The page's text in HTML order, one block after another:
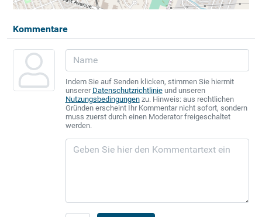
Kommentare
Indem Sie auf Senden klicken, stimmen Sie hiermit
unserer Datenschutzrichtlinieund unseren
Nutzungsbedingungenzu. Hinweis: aus rechtlichen
Gründen erscheint Ihr Kommentar nicht sofort, sondern
muss zuerst durch einen Moderator freigeschaltet
werden.